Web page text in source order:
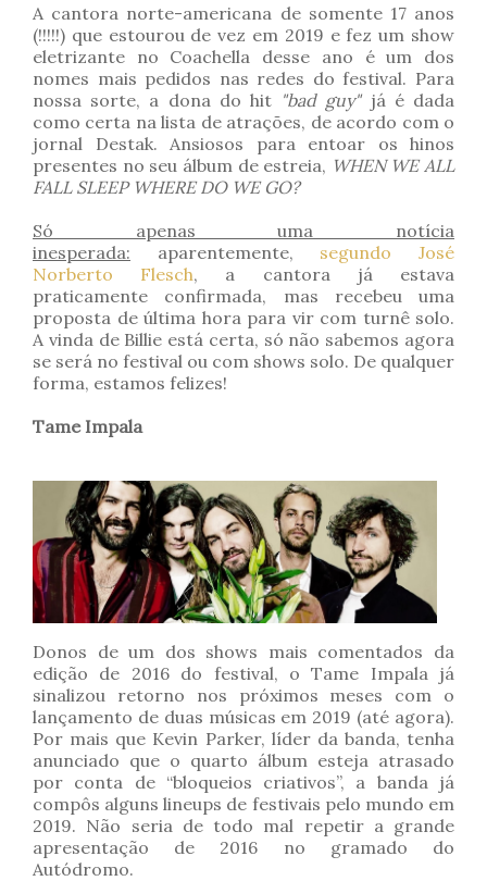
A cantora norte-americana de somente 17 anos
(!!!!!) que estourou de vez em 2019 e fez um show
eletrizante no Coachella desse ano é um dos
nomes mais pedidos nas redes do festival. Para
nossa sorte, a dona do hit "bad guy"já é dada
como certa na lista de atrações, de acordo com o
jornal Destak. Ansiosos para entoar os hinos
presentes no seu álbum de estreia, WHEN WE ALL
FALL SLEEP WHERE DO WE GO?
Só apenas uma notícia
inesperada: aparentemente, segundo José
Norberto Flesch, a cantora já estava
praticamente confirmada, mas recebeu uma
proposta de última hora para vir com turnê solo.
A vinda de Billie está certa, só não sabemos agora
se será no festival ou com shows solo. De qualquer
forma, estamos felizes!
Tame Impala
Donos de um dos shows mais comentados da
edição de 2016 do festival, o Tame Impala já
sinalizou retorno nos próximos meses com o
lançamento de duas músicas em 2019 (até agora).
Por mais que Kevin Parker, líder da banda, tenha
anunciado que o quarto álbum esteja atrasado
por conta de “bloqueios criativos”, a banda já
compôs alguns lineups de festivais pelo mundo em
2019. Não seria de todo mal repetir a grande
apresentação de 2016 no gramado do
Autódromo.